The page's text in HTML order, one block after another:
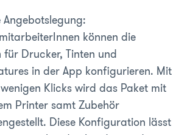
Angebotslegung:
können die
für Drucker, Tinten und
in der App konfigurieren. Mit
Klicks wird das Paket mit
Printer samt Zubehör
Diese Konfiguration lässt